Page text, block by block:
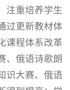
注重培养学生
过更新教材体
课程体系改革
、俄语诗歌朗
识大赛、俄语